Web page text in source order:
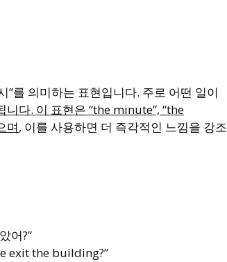
”를 의미하는 표현입니다. 주로 어떤 일이
다. 이 표현은 “the minute”, “the
며, 이를 사용하면 더 즉각적인 느낌을 강조
어?”
exit the building?”